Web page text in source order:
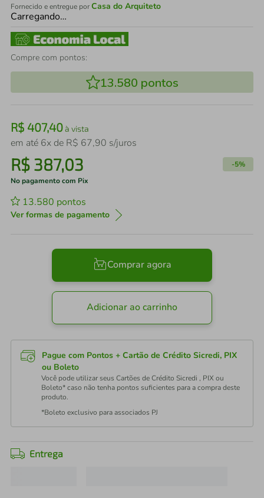
Fornecido e entregue porCasa do Arquiteto
Carregando…
Compre com pontos:
13.580 pontos
R$ 407,40à vista
em até 6x de R$ 67,90 s/juros
R$ 387,03 -5%
No pagamento com Pix
13.580 pontos
Ver formas de pagamento
Comprar agora
Adicionar ao carrinho
Pague com Pontos + Cartão de Crédito Sicredi, PIX
ou Boleto
Você pode utilizar seus Cartões de Crédito Sicredi , PIX ou
Boleto* caso não tenha pontos suficientes para a compra deste
produto.
*Boleto exclusivo para associados PJ
Entrega